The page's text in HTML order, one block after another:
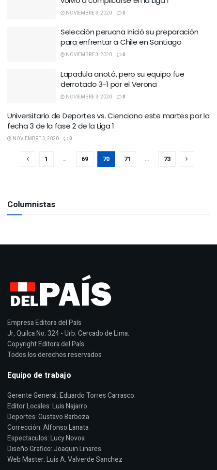
NOVIEMBRE 3, 2020 0
Selección peruana inició su preparación
para enfrentar a Chile en Santiago
NOVIEMBRE 3, 2020 0
Lapadula anotó, pero su equipo fue
derrotado 3-1 por el Verona
NOVIEMBRE 3, 2020 0
Universitario de Deportes vs. Cienciano este martes por la
fecha 3 de la fase 2 de la Liga 1
NOVIEMBRE 3, 2020 0
1 … 69 70 71 … 73
Columnistas
Empresa Editora del País
Jr, Quilca No. 324 - Urb. Cercado de Lima.
Copyright Editora del País
Todos los derechos reservados
Equipo de trabajo
Gerente General: Eduardo Torres Carrasco.
Editor Locales: Luis Najarro
Deportes: Gustavo Barboza
Corrección: Alfonso Lanata
Espectaculos: Lucy Novoa
Diseño Grafico: Joaquin Linares
Web Master: Luis A. Valverde Sanchez